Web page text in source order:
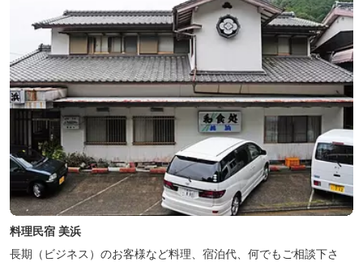
料理民宿 美浜
長期（ビジネス）のお客様など料理、宿泊代、何でもご相談下さ